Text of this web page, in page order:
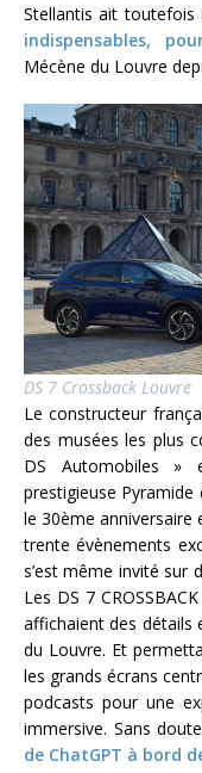
Stellantis ait toutefois
indispensables,
Mécène du Louvre
DS 7 Crossback Louvre
Le constructeur
des musées les plus
DS Automobiles »
prestigieuse
le 30ème anniversaire
trente évènements
s’est même invité sur
Les DS 7
affichaient des détails
du Louvre. Et
les grands écrans
podcasts pour une
immersive. Sans
de ChatGPT à bord